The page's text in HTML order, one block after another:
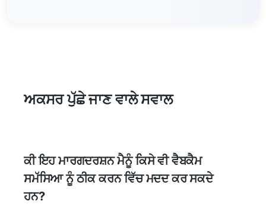
ਅਕਸਰ ਪੁੱਛੇ ਜਾਣ ਵਾਲੇ ਸਵਾਲ
ਕੀ ਇਹ ਮਾਰਗਦਰਸ਼ਨ ਮੈਨੂੰ ਕਿਸੇ ਵੀ ਵੈਬਕੈਮ
ਸਮੱਸਿਆ ਨੂੰ ਠੀਕ ਕਰਨ ਵਿੱਚ ਮਦਦ ਕਰ ਸਕਦੇ
ਹਨ?